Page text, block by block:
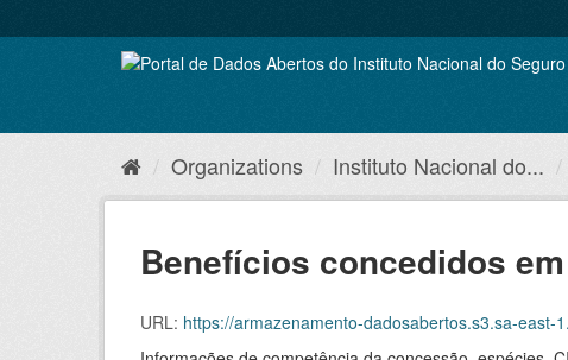
to
Organizations Instituto Nacional do...
Benefícios concedidos
URL: https://armazenamento-dadosabertos.s3.sa-east-